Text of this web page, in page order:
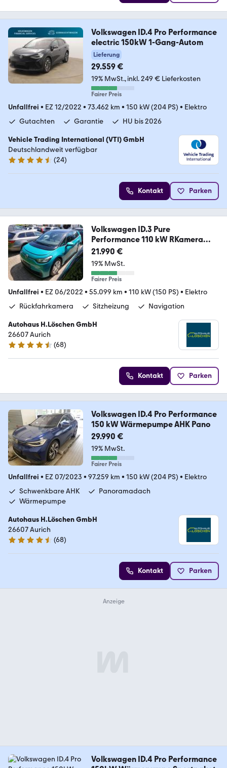
Volkswagen ID.4 Pro Performance
electric 150kW 1-Gang-Autom
Lieferung
29.559 €
19% MwSt. inkl. 249 € Lieferkosten
Fairer Preis
Unfallfrei • EZ 12/2022 • 73.462 km • 150 kW (204 PS) • Elektro
Gutachten
Garantie HU bis 2026
Vehicle Trading International (VTI) GmbH
Deutschlandweit verfügbar
4.4 Sterne
(24)
Kontakt Parken
Volkswagen ID.3 Pure
Performance 110 kW RKamera
Sitzheizung
21.990 €
19% MwSt.
Fairer Preis
Unfallfrei • EZ 06/2022 • 55.099 km • 110 kW (150 PS) • Elektro
Rückfahrkamera
Sitzheizung Navigation
Autohaus H.Löschen GmbH
26607 Aurich
4.7 Sterne
(68)
Kontakt Parken
Volkswagen ID.4 Pro Performance
150 kW Wärmepumpe AHK Pano
29.990 €
19% MwSt.
Fairer Preis
Unfallfrei • EZ 07/2023 • 97.259 km • 150 kW (204 PS) • Elektro
Schwenkbare AHK
Panoramadach
Wärmepumpe
Autohaus H.Löschen GmbH
26607 Aurich
4.7 Sterne
(68)
Kontakt Parken
Volkswagen ID.4 Pro Performance